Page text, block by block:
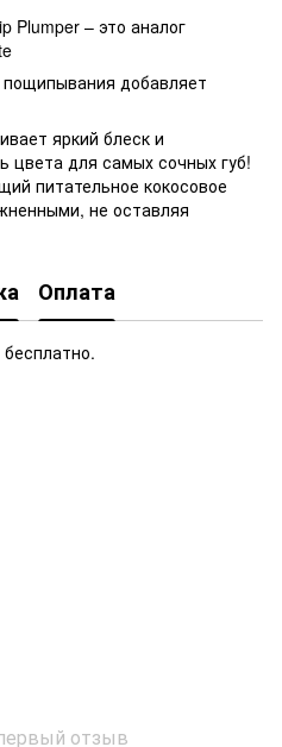
Plumper – это аналог
добавляет
яркий блеск и
для самых сочных губ!
питательное кокосовое
не оставляя
Оплата
отзыв